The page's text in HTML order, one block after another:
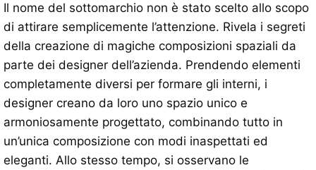
Il nome del sottomarchio non è stato scelto allo scopo
di attirare semplicemente l’attenzione. Rivela i segreti
della creazione di magiche composizioni spaziali da
parte dei designer dell’azienda. Prendendo elementi
completamente diversi per formare gli interni, i
designer creano da loro uno spazio unico e
armoniosamente progettato, combinando tutto in
un’unica composizione con modi inaspettati ed
eleganti. Allo stesso tempo, si osservano le